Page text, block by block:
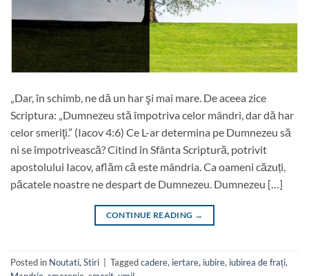
„Dar, în schimb, ne dă un har şi mai mare. De aceea zice
Scriptura: „Dumnezeu stă împotriva celor mândri, dar dă har
celor smeriţi.” (Iacov 4:6) Ce L-ar determina pe Dumnezeu să
ni se împotrivească? Citind în Sfânta Scriptură, potrivit
apostolului Iacov, aflăm că este mândria. Ca oameni căzuți,
păcatele noastre ne despart de Dumnezeu. Dumnezeu […]
CONTINUE READING →
Posted in Noutati, Stiri Taggedcadere, iertare, iubire, iubirea de frați,